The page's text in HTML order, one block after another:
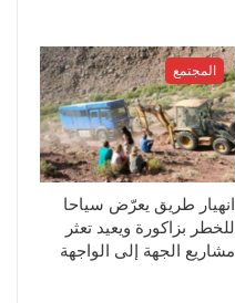
المجتمع
انهيار طريق يعرّض سياحا
للخطر بزاكورة ويعيد تعثر
مشاريع الجهة إلى الواجهة